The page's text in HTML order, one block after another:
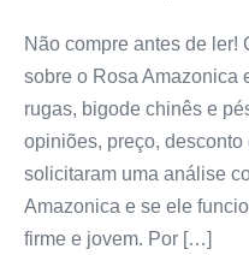
Não compre antes de ler!
sobre o Rosa Amazonica
rugas, bigode chinês e
opiniões, preço,
solicitaram uma análise
Amazonica e se ele
firme e jovem. Por […]